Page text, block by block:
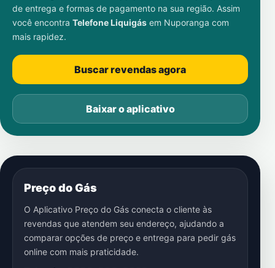
de entrega e formas de pagamento na sua região. Assim
você encontra Telefone Liquigás em Nuporanga com
mais rapidez.
Buscar revendas agora
Baixar o aplicativo
Preço do Gás
O Aplicativo Preço do Gás conecta o cliente às
revendas que atendem seu endereço, ajudando a
comparar opções de preço e entrega para pedir gás
online com mais praticidade.